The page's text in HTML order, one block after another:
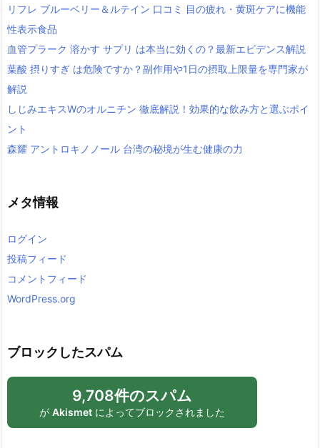
リフレ ブルーベリー＆ルテイン 口コミ 目の疲れ・黄斑ケアに機能
性表示食品
血管プラーク 溶かす サプリ は本当に効くの？最新エビデンス解説
葉酸 摂りすぎ は危険ですか？副作用や1日の摂取上限量を専門家が
解説
しじみエキスWのオルニチン 徹底解説！効果的な飲み方と選ぶポイ
ント
森耀 アントロキノノール 台湾の秘境が生む健康の力
メタ情報
ログイン
投稿フィード
コメントフィード
WordPress.org
ブロックしたスパム
9,708件のスパム
が Akismet によってブロックされました